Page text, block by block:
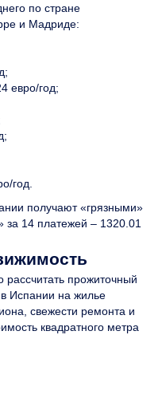
по стране
и Мадриде:
евро/год;
год.
получают «грязными»
за 14 платежей – 1320.01
рассчитать прожиточный
Испании на жилье
свежести ремонта и
квадратного метра